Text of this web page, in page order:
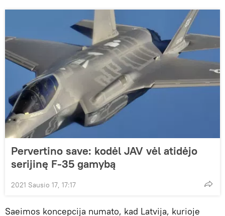
Pervertino save: kodėl JAV vėl atidėjo
serijinę F-35 gamybą
2021 Sausio 17, 17:17
Saeimos koncepcija numato, kad Latvija, kurioje